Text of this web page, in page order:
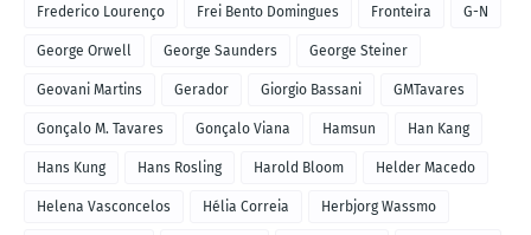
Frederico Lourenço Frei Bento Domingues Fronteira G-N
George Orwell George Saunders George Steiner
Geovani Martins Gerador Giorgio Bassani GMTavares
Gonçalo M. Tavares Gonçalo Viana Hamsun Han Kang
Hans Kung Hans Rosling Harold Bloom Helder Macedo
Helena Vasconcelos Hélia Correia Herbjorg Wassmo